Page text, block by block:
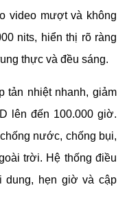
video mượt và không
nits, hiển thị rõ ràng
thực và đều sáng.
tản nhiệt nhanh, giảm
lên đến 100.000 giờ.
nước, chống bụi,
trời. Hệ thống điều
dung, hẹn giờ và cập